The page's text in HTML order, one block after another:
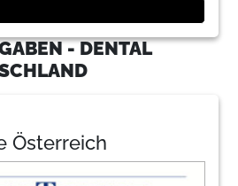
- DENTAL
Österreich